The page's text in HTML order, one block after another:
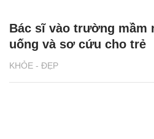
KHỎE - ĐẸP
Bác sĩ vào trường mầm
uống và sơ cứu cho trẻ